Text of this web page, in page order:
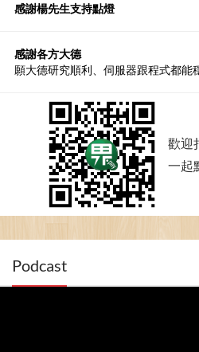
感謝楊先生支持點燈
感謝各方大德
願大德研究順利、伺服器跟程式都能
歡迎
一起
Podcast